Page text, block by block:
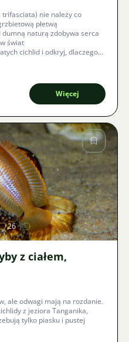
nie należy co
płetwą
naturą zdobywa serca
świat
cichlid i odkryj, dlaczego
jest wyzwaniem, które warto
i specyficznych wymagań
Więcej
26
z ciałem,
ale odwagi mają na rozdanie.
z jeziora Tanganika,
tylko piasku i pustej